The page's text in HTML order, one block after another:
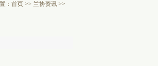
： 首页 >> 兰协资讯 >>